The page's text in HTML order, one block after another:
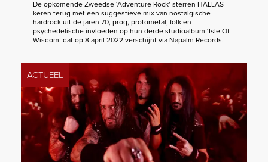
De opkomende Zweedse ‘Adventure Rock’ sterren HÄLLAS
keren terug met een suggestieve mix van nostalgische
hardrock uit de jaren 70, prog, protometal, folk en
psychedelische invloeden op hun derde studioalbum ‘Isle Of
Wisdom’ dat op 8 april 2022 verschijnt via Napalm Records.
ACTUEEL